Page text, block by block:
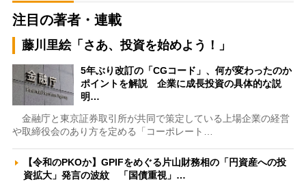
注目の著者・連載
藤川里絵「さあ、投資を始めよう！」
5年ぶり改訂の「CGコード」、何が変わったのか
ポイントを解説 企業に成長投資の具体的な説
明…
金融庁と東京証券取引所が共同で策定している上場企業の経営
や取締役会のあり方を定める「コーポレート…
【令和のPKOか】GPIFをめぐる片山財務相の「円資産への投
資拡大」発言の波紋 「国債重視」…